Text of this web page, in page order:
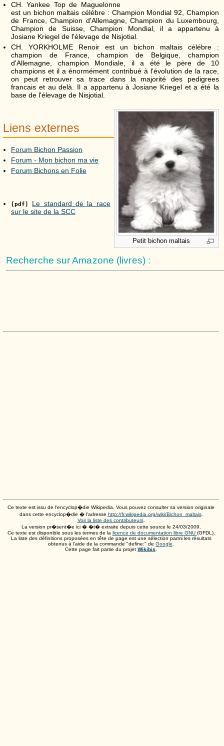
CH. Yankee Top de Maguelonne
est un bichon maltais célébre : Champion Mondial 92, Champion
de France, Champion d'Allemagne, Champion du Luxembourg,
Champion de Suisse, Champion Mondial, il a appartenu à
Josiane Kriegel de l'élevage de Nisjotial.
CH. YORKHOLME Renoir est un bichon maltais célébre :
champion de France, champion de Belgique, champion
d'Allemagne, champion Mondiale, il a été le père de 10
champions et il a énormément contribué à l'évolution de la race,
on peut retrouver sa trace dans la majorité des pedigrees
francais et au delà. Il a appartenu à Josiane Kriegel et a été la
base de l'élevage de Nisjotial.
Petit bichon maltais
Liens externes
Forum Bichon Passion
Forum - Mon bichon ma vie
Forum Bichons en Folie
[pdf]
Le standard de la race
sur le site de la SCC
Recherche sur Amazone (livres) :
Ce texte est issu de l'encyclop�die Wikipedia. Vous pouvez consulter sa version originale
dans cette encyclop�die � l'adresse http://fr.wikipedia.org/wiki/Bichon_maltais.
Voir la liste des contributeurs.
La version pr�sent�e ici � �t� extraite depuis cette source le 24/03/2009.
Ce texte est disponible sous les termes de la licence de documentation libre GNU (GFDL).
La liste des définitions proposées en tête de page est une sélection parmi les résultats
obtenus à l'aide de la commande "define:" de Google.
Cette page fait partie du projet Wikibis.